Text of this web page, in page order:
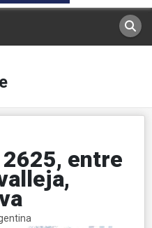
2625, entre